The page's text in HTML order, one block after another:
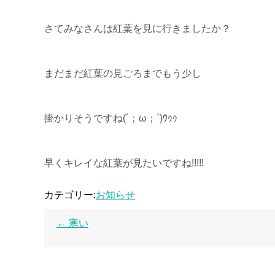
さてみなさんは紅葉を見に行きましたか？
まだまだ紅葉の見ごろまでもう少し
掛かりそうですね(´；ω；`)ｳｩｩ
早くキレイな紅葉が見たいですね!!!!!
カテゴリー:お知らせ
← 寒い